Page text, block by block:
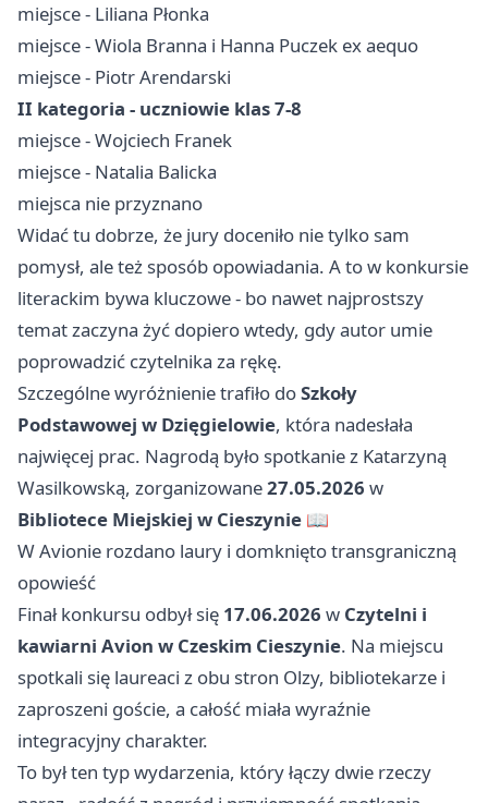
miejsce - Liliana Płonka
miejsce - Wiola Branna i Hanna Puczek ex aequo
miejsce - Piotr Arendarski
II kategoria - uczniowie klas 7-8
miejsce - Wojciech Franek
miejsce - Natalia Balicka
miejsca nie przyznano
Widać tu dobrze, że jury doceniło nie tylko sam
pomysł, ale też sposób opowiadania. A to w konkursie
literackim bywa kluczowe - bo nawet najprostszy
temat zaczyna żyć dopiero wtedy, gdy autor umie
poprowadzić czytelnika za rękę.
Szczególne wyróżnienie trafiło doSzkoły
Podstawowej w Dzięgielowie, która nadesłała
najwięcej prac. Nagrodą było spotkanie z Katarzyną
Wasilkowską, zorganizowane27.05.2026 w
Bibliotece Miejskiej w Cieszynie 📖
W Avionie rozdano laury i domknięto transgraniczną
opowieść
Finał konkursu odbył się 17.06.2026 w Czytelni i
kawiarni Avion w Czeskim Cieszynie. Na miejscu
spotkali się laureaci z obu stron Olzy, bibliotekarze i
zaproszeni goście, a całość miała wyraźnie
integracyjny charakter.
To był ten typ wydarzenia, który łączy dwie rzeczy